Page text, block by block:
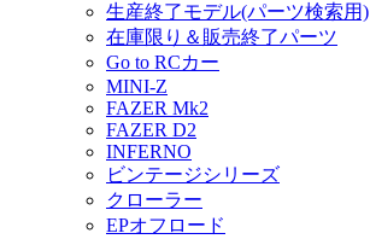
生産終了モデル(パーツ検索用)
在庫限り＆販売終了パーツ
Go to RCカー
MINI-Z
FAZER Mk2
FAZER D2
INFERNO
ビンテージシリーズ
クローラー
EPオフロード